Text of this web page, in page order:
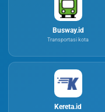
Busway.id
Transportasi kota
Kereta.id